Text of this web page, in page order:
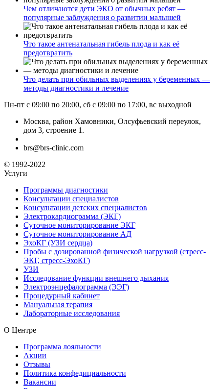
Чем отличаются дети ЭКО от обычных ребят —
популярные заблуждения о развитии малышей
Что такое антенатальная гибель плода и как её
предотвратить
Что делать при обильных выделениях у беременных —
методы диагностики и лечение
Пн-пт с 09:00 по 20:00, сб с 09:00 по 17:00, вс выходной
Москва, район Хамовники, Олсуфьевский переулок,
дом 3, строение 1.
brs@brs-clinic.com
© 1992-2022
Услуги
Программы диагностики
Консультации специалистов
Консультации детских специалистов
Электрокардиограмма (ЭКГ)
Суточное мониторирование ЭКГ
Суточное мониторирование АД
ЭхоКГ (УЗИ сердца)
Пробы с дозированной физической нагрузкой (стресс-
ЭКГ, стресс-ЭхоКГ)
УЗИ
Исследование функции внешнего дыхания
Электроэнцефалограмма (ЭЭГ)
Процедурный кабинет
Мануальная терапия
Лабораторные исследования
О Центре
Программа лояльности
Акции
Отзывы
Политика конфедициальности
Вакансии